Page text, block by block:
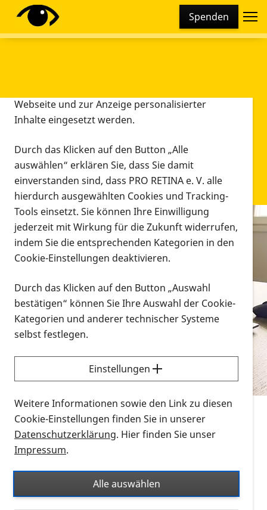
Spenden
Infomaterial
Infomaterial
Vorlesen
Alle Infomaterialien in verschiedenen
Formaten an einem Ort
Sie möchten wissen, wie Sie nach Infonmaterial
suchen und dieses bestellen bzw. herunterladen
können? Schauen Sie sich dieErklärvideos zum
Thema Infomaterial auf der PRO RETINA-Website
für blinde und sehbehinderte Menschen an.
Auf dieser Seite finden Sie sämtliches Infomaterial
Ort. Nutzen Sie den Formatfilter, um ausschließlich
nach Flyern und Broschüren, Audios oder Videos zu
suchen. Die meisten Flyer und Broschüren werden in
Diese Webseite setzt verschiedene Cookies und
Tracking-Tools ein. Dies beinhaltet Cookies und
Webseite und zur Anzeige personalisierter
Inhalte eingesetzt werden.
Durch das Klicken auf den Button „Alle
auswählen“ erklären Sie, dass Sie damit
einverstanden sind, dass PRO RETINA e. V. alle
hierdurch ausgewählten Cookies und Tracking-
Tools einsetzt. Sie können Ihre Einwilligung
jederzeit mit Wirkung für die Zukunft widerrufen,
indem Sie die entsprechenden Kategorien in den
Cookie-Einstellungen deaktivieren.
Durch das Klicken auf den Button „Auswahl
bestätigen“ können Sie Ihre Auswahl der Cookie-
Kategorien und anderer technischer Systeme
selbst festlegen.
Einstellungen
Weitere Informationen sowie den Link zu diesen
Cookie-Einstellungen finden Sie in unserer
Datenschutzerklärung. Hier finden Sie unser
Impressum.
Alle auswählen